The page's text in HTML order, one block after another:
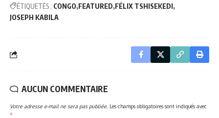
ÉTIQUETÉS : CONGO FEATURED FÉLIX TSHISEKEDI
JOSEPH KABILA
AUCUN COMMENTAIRE
Votre adresse e-mail ne sera pas publiée. Les champs obligatoires sont indiqués avec
*